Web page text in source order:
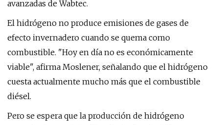
avanzadas de Wabtec.
El hidrógeno no produce emisiones de gases de
efecto invernadero cuando se quema como
combustible. "Hoy en día no es económicamente
viable", afirma Moslener, señalando que el hidrógeno
cuesta actualmente mucho más que el combustible
diésel.
Pero se espera que la producción de hidrógeno